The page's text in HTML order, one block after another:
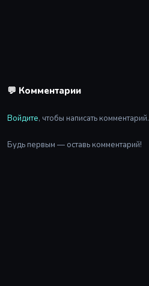
💬 Комментарии
Войдите, чтобы написать комментарий.
Будь первым — оставь комментарий!